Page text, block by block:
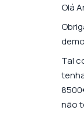
Olá
Tal
não